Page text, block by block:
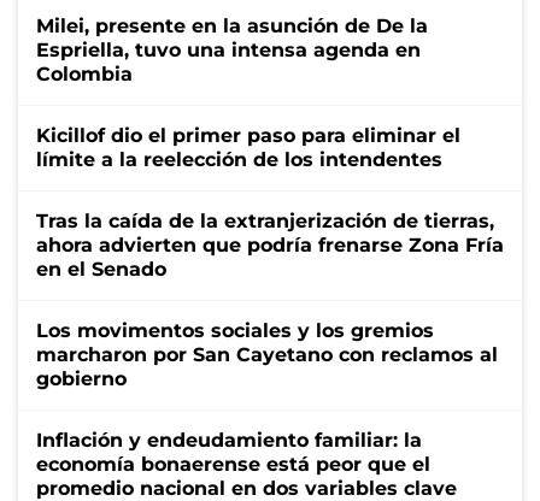
Milei, presente en la asunción de De la
Espriella, tuvo una intensa agenda en
Colombia
Kicillof dio el primer paso para eliminar el
límite a la reelección de los intendentes
Tras la caída de la extranjerización de tierras,
ahora advierten que podría frenarse Zona Fría
en el Senado
Los movimentos sociales y los gremios
marcharon por San Cayetano con reclamos al
gobierno
Inflación y endeudamiento familiar: la
economía bonaerense está peor que el
promedio nacional en dos variables clave